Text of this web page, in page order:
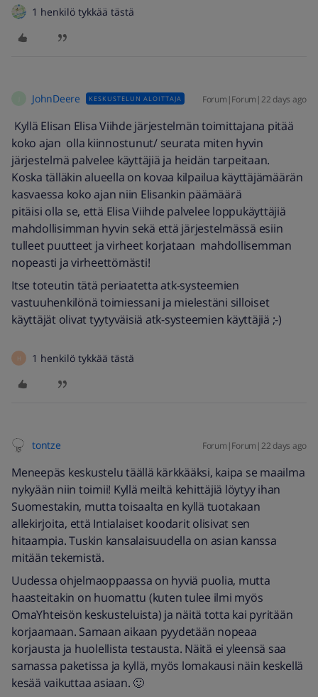
1 henkilö tykkää tästä
JohnDeere KESKUSTELUN ALOITTAJA Forum|Forum|22 days ago
Kyllä Elisan Elisa Viihde järjestelmän toimittajana pitää
koko ajan olla kiinnostunut/ seurata miten hyvin
järjestelmä palvelee käyttäjiä ja heidän tarpeitaan.
Koska tälläkin alueella on kovaa kilpailua käyttäjämäärän
kasvaessa koko ajan niin Elisankin päämäärä
pitäisi olla se, että Elisa Viihde palvelee loppukäyttäjiä
mahdollisimman hyvin sekä että järjestelmässä esiin
tulleet puutteet ja virheet korjataan mahdollisemman
nopeasti ja virheettömästi!
Itse toteutin tätä periaatetta atk-systeemien
vastuuhenkilönä toimiessani ja mielestäni silloiset
käyttäjät olivat tyytyväisiä atk-systeemien käyttäjiä ;-)
H 1 henkilö tykkää tästä
tontze Forum|Forum|22 days ago
Meneepäs keskustelu täällä kärkkääksi, kaipa se maailma
nykyään niin toimii! Kyllä meiltä kehittäjiä löytyy ihan
Suomestakin, mutta toisaalta en kyllä tuotakaan
allekirjoita, että Intialaiset koodarit olisivat sen
hitaampia. Tuskin kansalaisuudella on asian kanssa
mitään tekemistä.
Uudessa ohjelmaoppaassa on hyviä puolia, mutta
haasteitakin on huomattu (kuten tulee ilmi myös
OmaYhteisön keskusteluista) ja näitä totta kai pyritään
korjaamaan. Samaan aikaan pyydetään nopeaa
korjausta ja huolellista testausta. Näitä ei yleensä saa
samassa paketissa ja kyllä, myös lomakausi näin keskellä
kesää vaikuttaa asiaan. 🙂